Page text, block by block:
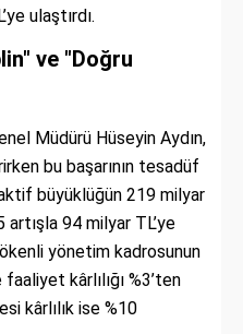
ulaştırdı.
ve "Doğru
Müdürü Hüseyin Aydın,
bu başarının tesadüf
aktif büyüklüğün 219 milyar
artışla 94 milyar TL’ye
yönetim kadrosunun
kârlılığı %3’ten
kârlılık ise %10